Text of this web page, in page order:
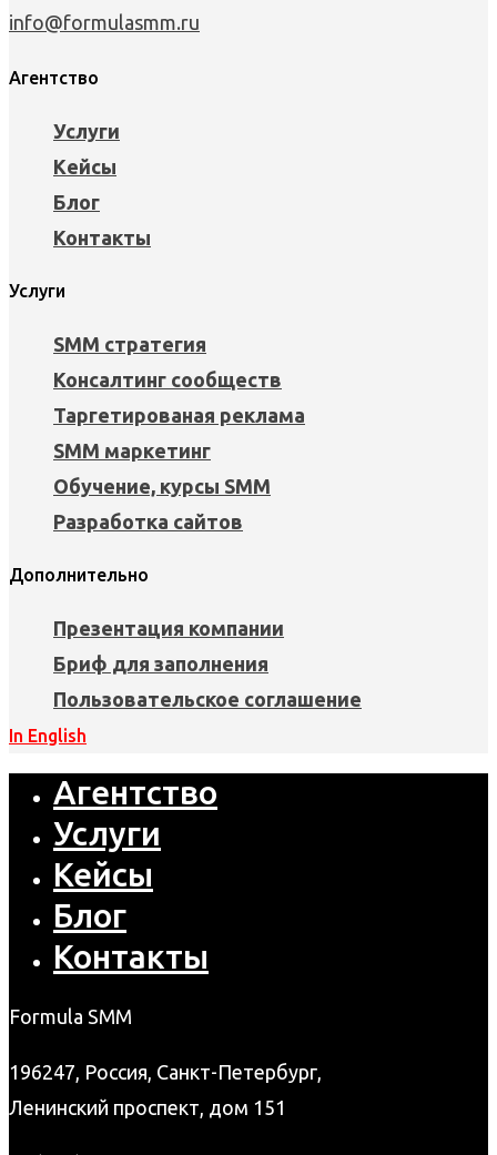
info@formulasmm.ru
Агентство
Услуги
Кейсы
Блог
Контакты
Услуги
SMM стратегия
Консалтинг сообществ
Таргетированая реклама
SMM маркетинг
Обучение, курсы SMM
Разработка сайтов
Дополнительно
Презентация компании
Бриф для заполнения
Пользовательское соглашение
In English
Агентство
Услуги
Кейсы
Блог
Контакты
Formula SMM
196247, Россия, Санкт-Петербург,
Ленинский проспект, дом 151